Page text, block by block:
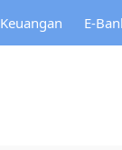
Keuangan E-